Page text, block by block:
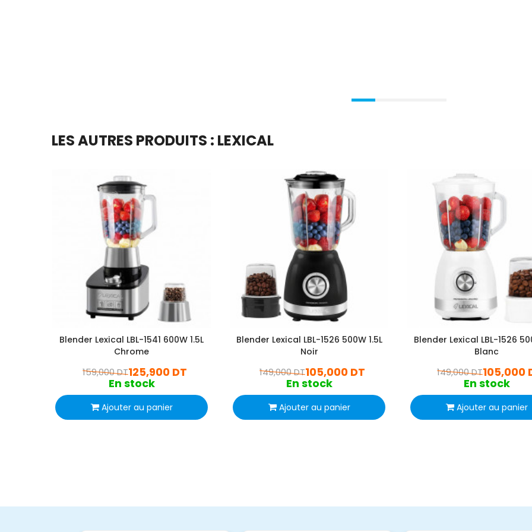
LES AUTRES PRODUITS : LEXICAL
Blender Lexical LBL-1541 600W 1.5L
Chrome
125,900 DT
159,000 DT
En stock
Ajouter au panier
Blender Lexical LBL-1526 500W 1.5L
Noir
105,000 DT
149,000 DT
En stock
Ajouter au panier
Blender Lexical LBL-1526
Blanc
105,000
149,000 DT
En stock
Ajouter au panier